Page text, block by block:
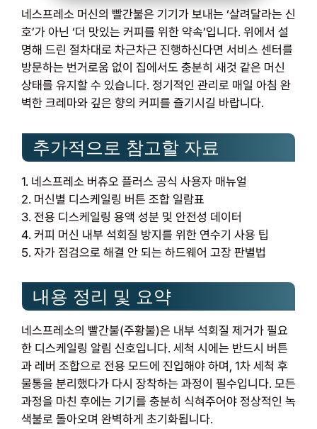
네스프레소 머신의 빨간불은 기기가 보내는 ‘살려달라는 신
호’가 아닌 ‘더 맛있는 커피를 위한 약속’입니다. 위에서 설
명해 드린 절차대로 차근차근 진행하신다면 서비스 센터를
방문하는 번거로움 없이 집에서도 충분히 새것 같은 머신
상태를 유지할 수 있습니다. 정기적인 관리로 매일 아침 완
벽한 크레마와 깊은 향의 커피를 즐기시길 바랍니다.
추가적으로 참고할 자료
1. 네스프레소 버츄오 플러스 공식 사용자 매뉴얼
2. 머신별 디스케일링 버튼 조합 일람표
3. 전용 디스케일링 용액 성분 및 안전성 데이터
4. 커피 머신 내부 석회질 방지를 위한 연수기 사용 팁
5. 자가 점검으로 해결 안 되는 하드웨어 고장 판별법
내용 정리 및 요약
네스프레소의 빨간불(주황불)은 내부 석회질 제거가 필요
한 디스케일링 알림 신호입니다. 세척 시에는 반드시 버튼
과 레버 조합으로 전용 모드에 진입해야 하며, 1차 세척 후
물통을 분리했다가 다시 장착하는 과정이 필수입니다. 모든
과정을 마친 후에는 기기를 충분히 식혀주어야 정상적인 녹
색불로 돌아오며 완벽하게 초기화됩니다.